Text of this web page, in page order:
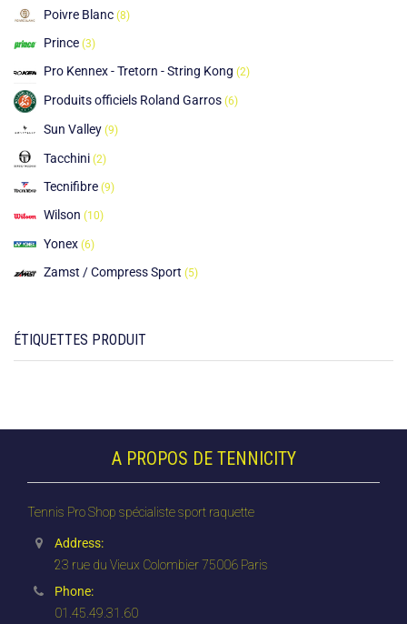
Poivre Blanc (8)
Prince (3)
Pro Kennex - Tretorn - String Kong (2)
Produits officiels Roland Garros (6)
Sun Valley (9)
Tacchini (2)
Tecnifibre (9)
Wilson (10)
Yonex (6)
Zamst / Compress Sport (5)
ÉTIQUETTES PRODUIT
A PROPOS DE TENNICITY
Tennis Pro Shop spécialiste sport raquette
Address:
23 rue du Vieux Colombier 75006 Paris
Phone:
01.45.49.31.60